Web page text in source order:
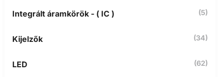
e
Integrált áramkörök - ( IC ) (5)
Kijelzők (34)
LED (62)